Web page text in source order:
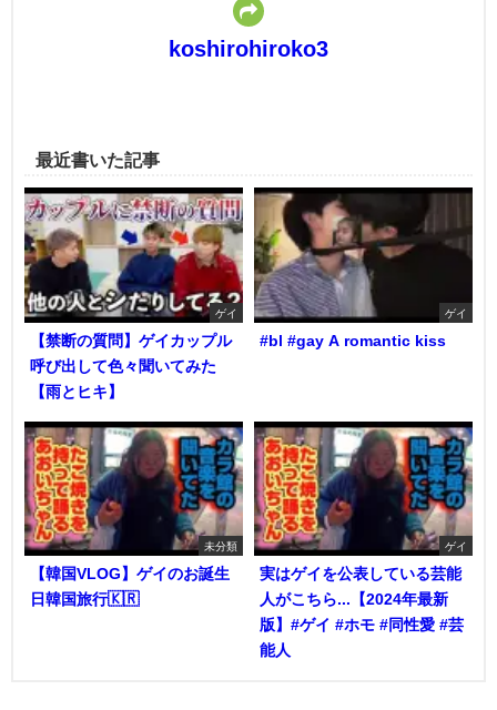
koshirohiroko3
最近書いた記事
ゲイ
【禁断の質問】ゲイカップル
呼び出して色々聞いてみた
【雨とヒキ】
ゲイ
#bl #gay A romantic kiss
未分類
【韓国VLOG】ゲイのお誕生
日韓国旅行🇰🇷
ゲイ
実はゲイを公表している芸能
人がこちら...【2024年最新
版】#ゲイ #ホモ #同性愛 #芸
能人